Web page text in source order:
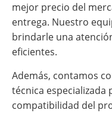
mejor precio del
entrega. Nuestro
brindarle una
eficientes.
Además, contamos
técnica especializada
compatibilidad del